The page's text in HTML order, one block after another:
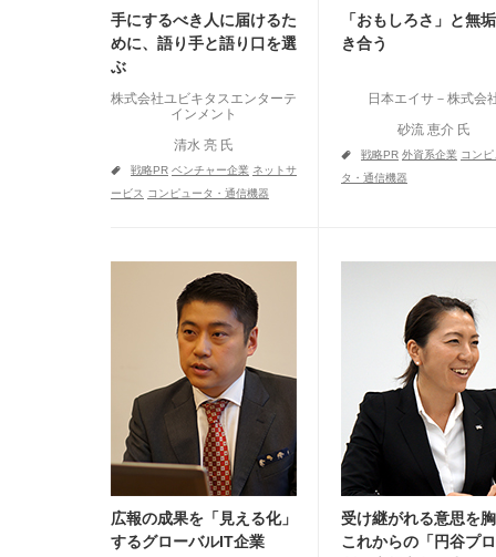
手にするべき人に届けるた
めに、語り手と語り口を選
ぶ
株式会社ユビキタスエンターテ
インメント
清水 亮 氏
a 戦略PR ベンチャー企業 ネットサ
ービス コンピュータ・通信機器
「おもしろさ」と無
き合う
日本エイサ－株式会
砂流 恵介 氏
a 戦略PR 外資系企業 コン
タ・通信機器
広報の成果を「見える化」
するグローバルIT企業
受け継がれる意思を
これからの「円谷プ